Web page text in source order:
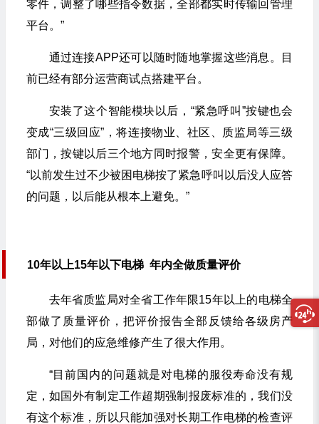
零件，调整了哪些指令数据，全部都实时传输回管理
平台。”
通过连接APP还可以随时随地掌握这些消息。目
前已经有部分运营商试点搭建平台。
安装了这个智能模块以后，“紧急呼叫”按键也会
变成“三级回应”，将连接物业、社区、质监局等三级
部门，按键以后三个地方同时报警，安全更有保障。
“以前发生过不少被困电梯按了紧急呼叫以后没人应答
的问题，以后能从根本上避免。”
10年以上15年以下电梯 年内全做质量评价
去年省质监局对全省工作年限15年以上的电梯全
部做了质量评价，把评价报告全部反馈给各级房产
局，对他们的应急维修产生了很大作用。
“目前国内的问题就是对电梯的服役寿命没有规
定，如国外有制定工作超期强制报废标准的，我们没
有这个标准，所以只能加强对长期工作电梯的检查评